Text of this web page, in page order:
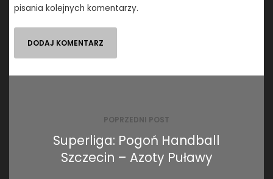
pisania kolejnych komentarzy.
POPRZEDNI POST
Superliga: Pogoń Handball
Szczecin – Azoty Puławy